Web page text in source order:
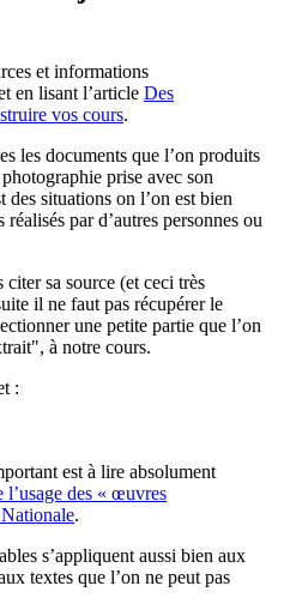
et informations
en lisant l’article Des
vos cours.
les documents que l’on produits
prise avec son
situations on l’on est bien
par d’autres personnes ou
sa source (et ceci très
il ne faut pas récupérer le
une petite partie que l’on
à notre cours.
:
est à lire absolument
l’usage des « œuvres
.
s’appliquent aussi bien aux
textes que l’on ne peut pas